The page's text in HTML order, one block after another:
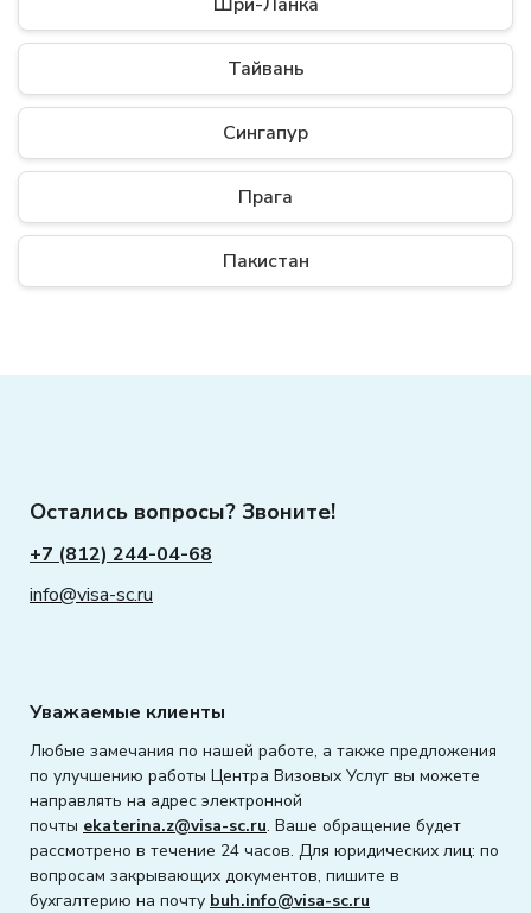
Тайвань
Сингапур
Прага
Пакистан
Остались вопросы? Звоните!
+7 (812) 244-04-68
info@visa-sc.ru
Уважаемые клиенты
Любые замечания по нашей работе, а также предложения
по улучшению работы Центра Визовых Услуг вы можете
направлять на адрес электронной
почты ekaterina.z@visa-sc.ru. Ваше обращение будет
рассмотрено в течение 24 часов. Для юридических лиц: по
вопросам закрывающих документов, пишите в
бухгалтерию на почту buh.info@visa-sc.ru